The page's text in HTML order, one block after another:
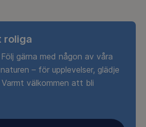
roliga
gärna med någon av våra
– för upplevelser, glädje
välkommen att bli